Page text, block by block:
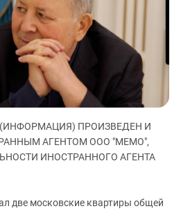
ЗАСТАВЛЯЕТ
КАВКАЗ ЗА ПАЛЕСТИНУ
ИНАКОМЫСЛИЕ В ЧЕЧНЕ
ПРЕСЛЕДОВАНИЕ АКТИВИСТОВ
МОБИЛИЗАЦИЯ И ПРОТЕСТЫ
ПРОИЗВЕДЕН И
АГЕНТОМ ООО "МЕМО",
ИНОСТРАННОГО АГЕНТА
две московские квартиры общей